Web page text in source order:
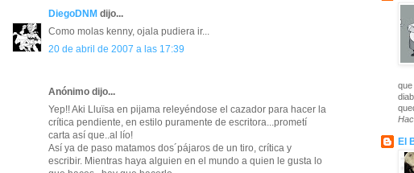
DiegoDNM dijo...
Como molas kenny, ojala pudiera ir...
20 de abril de 2007 a las 17:39
Anónimo dijo...
Yep!! Aki Lluïsa en pijama releyéndose el cazador para hacer la
crítica pendiente, en estilo puramente de escritora...prometí
carta así que..al lío!
Así ya de paso matamos dos´pájaros de un tiro, crítica y
escribir. Mientras haya alguien en el mundo a quien le gusta lo
El